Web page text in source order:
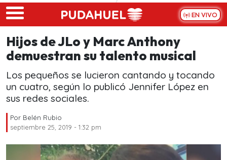
Skip to main content
EN VIVO
Hijos de JLo y Marc Anthony
demuestran su talento musical
Los pequeños se lucieron cantando y tocando
un cuatro, según lo publicó Jennifer López en
sus redes sociales.
Por Belén Rubio
septiembre 25, 2019 - 1:32 pm